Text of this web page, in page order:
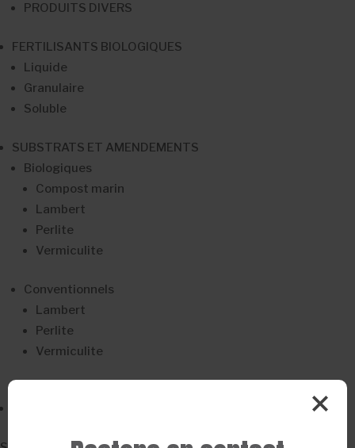
PRODUITS DIVERS
FERTILISANTS BIOLOGIQUES
Liquide
Granulaire
Soluble
SUBSTRATS ET AMENDEMENTS
Biologiques
Compost marin
Lambert
Perlite
Vermiculite
Conventionnels
Lambert
Perlite
Vermiculite